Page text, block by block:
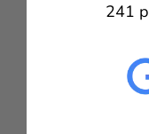
241